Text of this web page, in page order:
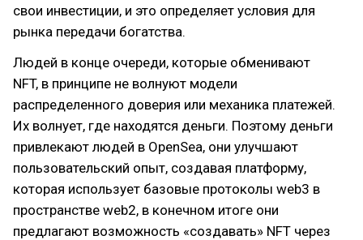
свои инвестиции, и это определяет условия для
рынка передачи богатства.
Людей в конце очереди, которые обменивают
NFT, в принципе не волнуют модели
распределенного доверия или механика платежей.
Их волнует, где находятся деньги. Поэтому деньги
привлекают людей в OpenSea, они улучшают
пользовательский опыт, создавая платформу,
которая использует базовые протоколы web3 в
пространстве web2, в конечном итоге они
предлагают возможность «создавать» NFT через